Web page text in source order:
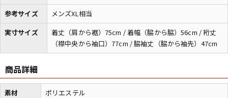
バンド
Tシャツ
Tシャツ
Tシャツ
ボロ ミリタリー
すべてのマニアックを見る
参考サイズ
メンズXL相当
実寸サイズ
着丈（肩から裾）75cm / 着幅（脇から脇）56cm / 裄丈
（襟中央から袖口）77cm / 脇袖丈（脇から袖先）47cm
商品詳細
素材
ポリエステル